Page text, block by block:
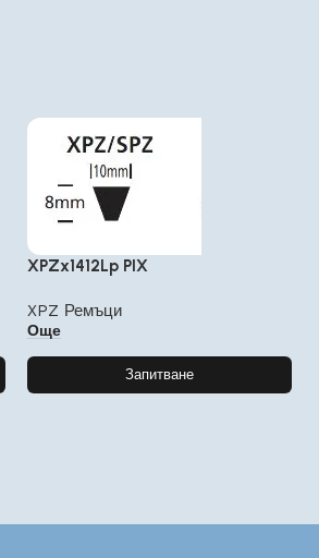
XPZx1412Lp PIX
XPZ Ремъци
Още
Запитване